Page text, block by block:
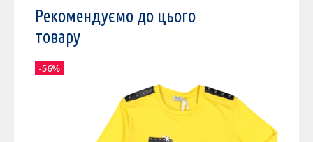
Рекомендуємо до цього
товару
-56%